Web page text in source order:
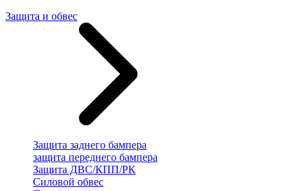
Защита и обвес
Защита заднего бампера
защита переднего бампера
Защита ДВС/КПП/РК
Силовой обвес